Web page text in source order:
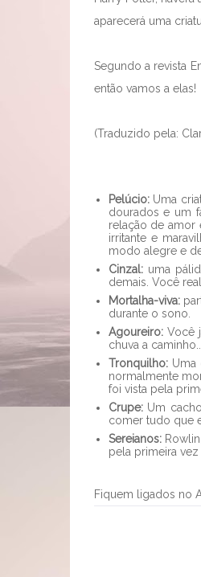
aparecerá uma
Segundo a revista
então vamos a elas!
(Traduzido pela:
Pelúcio:Uma
dourados e um
relação de amor
irritante e
modo alegre e
Cinzal:uma
demais. Você
Mortalha-viva:
durante o sono.
Agoureiro:Você
chuva a
Tronquilho: Uma
normalmente
foi vista pela
Crupe: Um
comer tudo que
Sereianos:
pela primeira
Fiquem ligados no